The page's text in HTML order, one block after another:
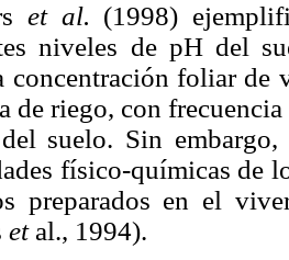
et al. (1998)
niveles de pH del
concentración foliar de
de riego, con
suelo. Sin
físico-químicas de
preparados en el
etal., 1994).